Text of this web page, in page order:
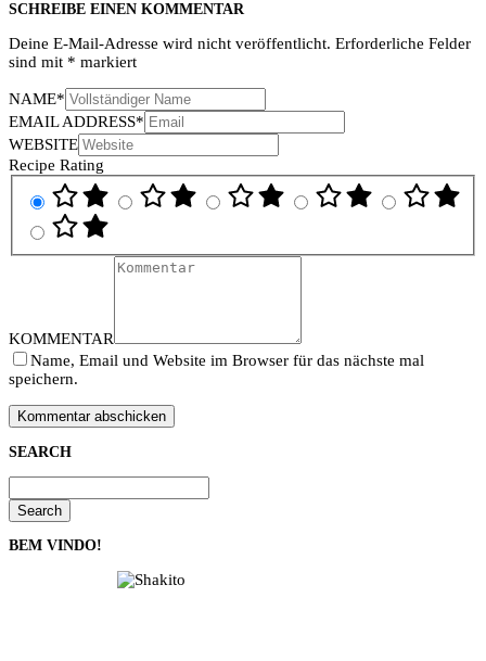
SCHREIBE EINEN KOMMENTAR
Deine E-Mail-Adresse wird nicht veröffentlicht. Erforderliche Felder
sind mit * markiert
NAME*
EMAIL ADDRESS*
WEBSITE
Recipe Rating
KOMMENTAR
Name, Email und Website im Browser für das nächste mal
speichern.
SEARCH
Search
BEM VINDO!